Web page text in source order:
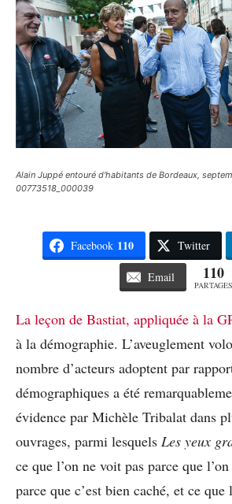
Alain Juppé entouré d'habitants de Bordeaux,
00773518_000039
Facebook 110 Twitter
Email 110
PARTAGES
La leçon de Bastiat, appliquée à la
à la démographie. L’aveuglement
nombre d’acteurs adoptent par
démographiques a été
évidence par Michèle Tribalat dans
ouvrages, parmi lesquels Les yeux
ce que l’on ne voit pas parce que
parce que c’est bien caché, et ce que